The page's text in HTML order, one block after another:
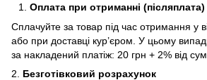
Оплата при отриманні (післяплата)
Сплачуйте за товар під час отримання у
або при доставці кур’єром. У цьому
за накладений платіж: 20 грн + 2% від
2. Безготівковий розрахунок